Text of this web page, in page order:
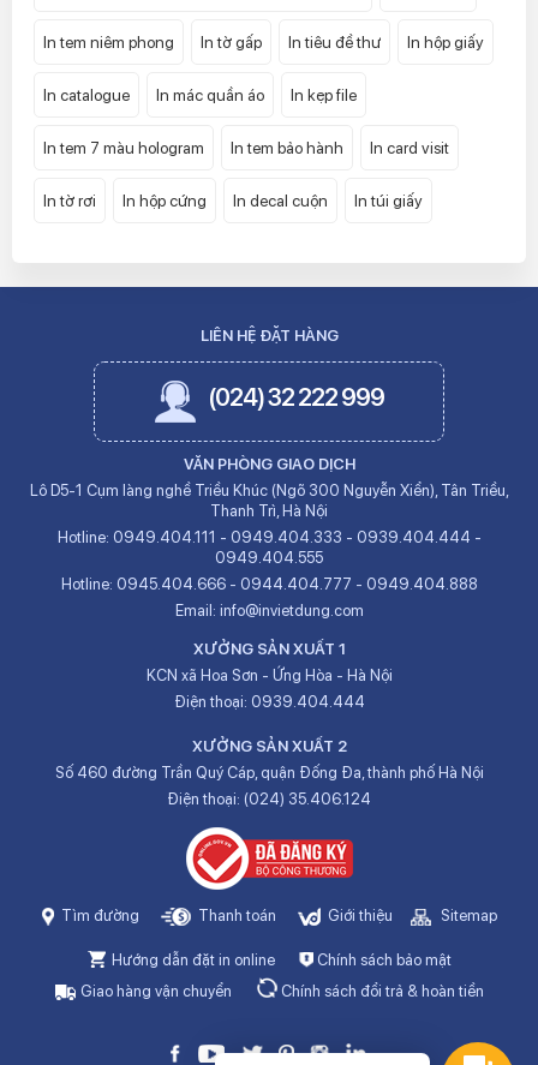
In tem niêm phong In tờ gấp In tiêu đề thư In hộp giấy
In catalogue In mác quần áo In kẹp file
In tem 7 màu hologram In tem bảo hành In card visit
In tờ rơi In hộp cứng In decal cuộn In túi giấy
LIÊN HỆ ĐẶT HÀNG
(024) 32 222 999
VĂN PHÒNG GIAO DỊCH
Lô D5-1 Cụm làng nghề Triều Khúc (Ngõ 300 Nguyễn Xiển), Tân Triều,
Thanh Trì, Hà Nội
Hotline: 0949.404.111 - 0949.404.333 - 0939.404.444 -
0949.404.555
Hotline: 0945.404.666- 0944.404.777 - 0949.404.888
Email: info@invietdung.com
XƯỞNG SẢN XUẤT 1
KCN xã Hoa Sơn - Ứng Hòa - Hà Nội
Điện thoại: 0939.404.444
XƯỞNG SẢN XUẤT 2
Số 460 đường Trần Quý Cáp, quận Đống Đa, thành phố Hà Nội
Điện thoại: (024) 35.406.124
Tìm đường Thanh toán Giới thiệu Sitemap
Hướng dẫn đặt in online
Chính sách bảo mật
Giao hàng vận chuyển
Chính sách đổi trả & hoàn tiền